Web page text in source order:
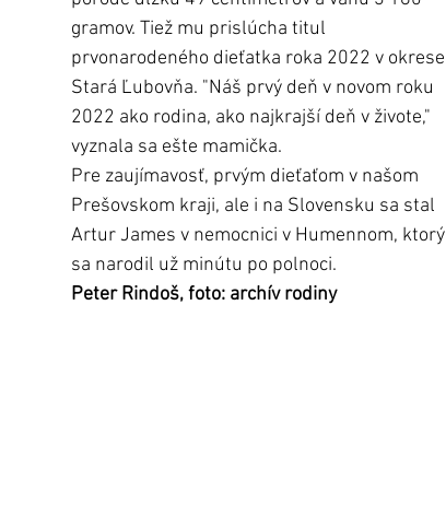
gramov. Tiež mu prislúcha titul
prvonarodeného dieťatka roka 2022 v okrese
Stará Ľubovňa. "Náš prvý deň v novom roku
2022 ako rodina, ako najkrajší deň v živote,"
vyznala sa ešte mamička.
Pre zaujímavosť, prvým dieťaťom v našom
Prešovskom kraji, ale i na Slovensku sa stal
Artur James v nemocnici v Humennom, ktorý
sa narodil už minútu po polnoci.
Peter Rindoš, foto: archív rodiny